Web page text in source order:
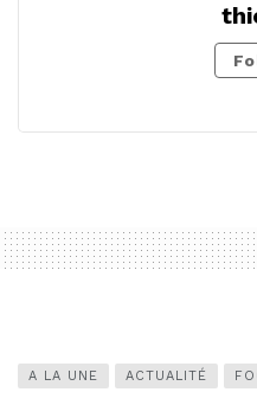
A LA UNE ACTUALITÉ